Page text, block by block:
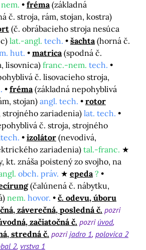
nem. fréma (základná
č. stroja, rám, stojan, kostra)
(č. obrábacieho stroja nesúca
lat.-angl. tech. šachta (horná č.
hut. matrica (spodná č.
lisovnica) franc.-nem. tech.
č. lisovacieho stroja,
fréma (základná nepohyblivá
stojan) angl. tech.
rotor
strojného zariadenia) lat. tech.
č. stroja, strojného
izolátor (nevodivá,
zariadenia) tal.-franc.
kt. znáša poistený zo svojho, na
obch. práv. epeda ?
(čalúnená č. nábytku,
nem. hovor.
č. odevu, úboru
záverečná, posledná č. pozri
začiatočná č. pozri úvod
stredná č. pozrijadro 1 polovica 2
2 vrstva 1